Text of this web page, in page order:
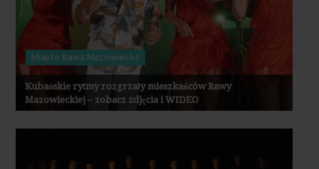
Miasto Rawa Mazowiecka
Kubańskie rytmy rozgrzały mieszkańców Rawy
Mazowieckiej – zobacz zdjęcia i WIDEO